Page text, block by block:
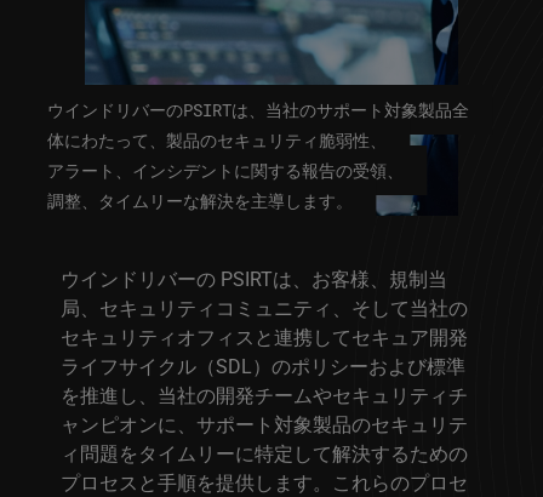
ウインドリバーのPSIRTは、当社のサポート対象製品全
体にわたって、製品のセキュリティ脆弱性、
アラート、インシデントに関する報告の受領、
調整、タイムリーな解決を主導します。
ウインドリバーの PSIRTは、お客様、規制当
局、セキュリティコミュニティ、そして当社の
セキュリティオフィスと連携してセキュア開発
ライフサイクル（SDL）のポリシーおよび標準
を推進し、当社の開発チームやセキュリティチ
ャンピオンに、サポート対象製品のセキュリテ
ィ問題をタイムリーに特定して解決するための
プロセスと手順を提供します。これらのプロセ